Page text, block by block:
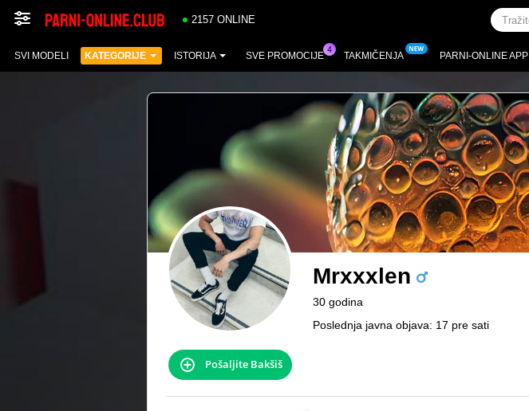
2157 ONLINE
SVI MODELI KATEGORIJE ISTORIJA SVE PROMOCIJE TAKMIČENJA PARNI-ONLINE APP
Mrxxxlen
30 godina
Poslednja javna objava: 17 pre sati
Pošaljite Bakšiš